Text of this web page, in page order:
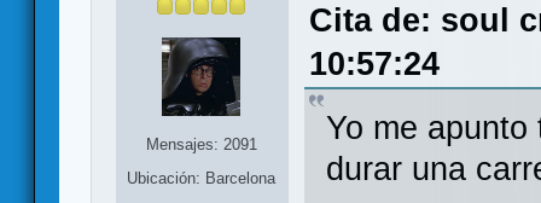
Mensajes: 2091
Ubicación: Barcelona
Cita de: soul
10:57:24
Yo me
durar una